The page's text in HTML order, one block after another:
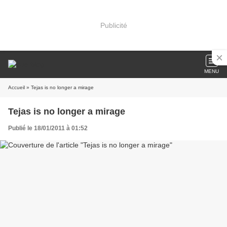
Publicité
MENU
Accueil » Tejas is no longer a mirage
Tejas is no longer a mirage
Publié le 18/01/2011 à 01:52